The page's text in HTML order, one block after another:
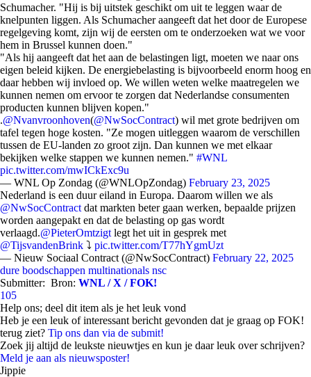
Schumacher. "Hij is bij uitstek geschikt om uit te leggen waar de
knelpunten liggen. Als Schumacher aangeeft dat het door de Europese
regelgeving komt, zijn wij de eersten om te onderzoeken wat we voor
hem in Brussel kunnen doen."
"Als hij aangeeft dat het aan de belastingen ligt, moeten we naar ons
eigen beleid kijken. De energiebelasting is bijvoorbeeld enorm hoog en
daar hebben wij invloed op. We willen weten welke maatregelen we
kunnen nemen om ervoor te zorgen dat Nederlandse consumenten
producten kunnen blijven kopen."
.@Nvanvroonhoven(@NwSocContract) wil met grote bedrijven om
tafel tegen hoge kosten. "Ze mogen uitleggen waarom de verschillen
tussen de EU-landen zo groot zijn. Dan kunnen we met elkaar
bekijken welke stappen we kunnen nemen." #WNL
pic.twitter.com/mwICkExc9u
— WNL Op Zondag (@WNLOpZondag) February 23, 2025
Nederland is een duur eiland in Europa. Daarom willen we als
@NwSocContract dat markten beter gaan werken, bepaalde prijzen
worden aangepakt en dat de belasting op gas wordt
verlaagd.@PieterOmtzigt legt het uit in gesprek met
@TijsvandenBrink ⤵️ pic.twitter.com/T77hYgmUzt
— Nieuw Sociaal Contract (@NwSocContract) February 22, 2025
dure boodschappen multinationals nsc
Submitter: Bron: WNL / X / FOK!
105
Help ons; deel dit item als je het leuk vond
Heb je een leuk of interessant bericht gevonden dat je graag op FOK!
terug ziet? Tip ons dan via de submit!
Zoek jij altijd de leukste nieuwtjes en kun je daar leuk over schrijven?
Meld je aan als nieuwsposter!
Jippie